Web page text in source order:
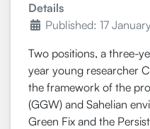
Details
Published: 17
Two positions, a three-
year young researcher
the framework of the
(GGW) and Sahelian
Green Fix and the